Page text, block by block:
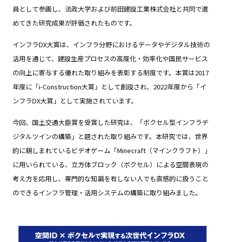
員として参画し、法政大学および前田建設工業株式会社と共同で進
めてきた研究成果が評価されたものです。
インフラDX大賞は、インフラ分野におけるデータやデジタル技術の
活用を通じて、建設生産プロセスの高度化・効率化や国民サービス
の向上に寄与する優れた取り組みを表彰する制度です。本賞は2017
年度に「i-Construction大賞」として創設され、2022年度から「イ
ンフラDX大賞」として実施されています。
今回、国土交通大臣賞を受賞した研究は、「ボクセル型インフラデ
ジタルツインの構築」と題された取り組みです。本研究では、世界
的に親しまれているビデオゲーム「Minecraft（マインクラフト）」
に用いられている、立方体ブロック（ボクセル）による空間表現の
考え方を応用し、専門的な知識を有しない人でも直感的に扱うこと
のできるインフラ管理・活用システムの構築に取り組みました。